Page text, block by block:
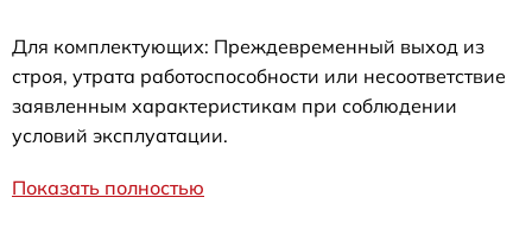
Для комплектующих: Преждевременный выход из
строя, утрата работоспособности или несоответствие
заявленным характеристикам при соблюдении
условий эксплуатации.
Показать полностью